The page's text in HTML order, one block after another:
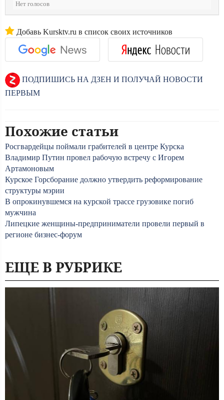
Нет голосов
Добавь Kursktv.ru в список своих источников
ПОДПИШИСЬ НА ДЗЕН И ПОЛУЧАЙ НОВОСТИ
ПЕРВЫМ
Похожие статьи
Росгвардейцы поймали грабителей в центре Курска
Владимир Путин провел рабочую встречу с Игорем
Артамоновым
Курское Горсборание должно утвердить реформирование
структуры мэрии
В опрокинувшемся на курской трассе грузовике погиб
мужчина
Липецкие женщины-предприниматели провели первый в
регионе бизнес-форум
ЕЩЕ В РУБРИКЕ